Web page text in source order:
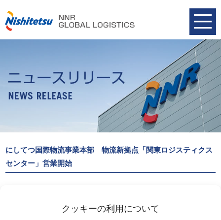
クッキーの利用について
にしてつ国際物流事業本部 物流新拠点「関東ロジスティクス
センター」営業開始
営業を開始いたしました。